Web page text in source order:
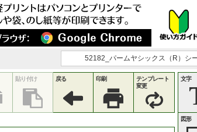
52182_パームヤシックス（R）シ
貼り付け 戻る 印刷
テンプレート
変更
文字
図形